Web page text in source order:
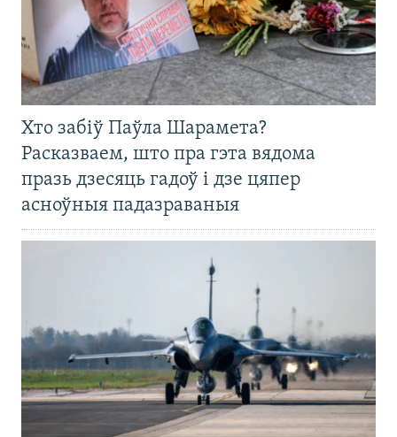
Хто забіў Паўла Шарамета?
Расказваем, што пра гэта вядома
празь дзесяць гадоў і дзе цяпер
асноўныя падазраваныя